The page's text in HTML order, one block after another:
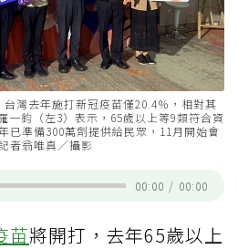
灣去年施打新冠疫苗僅20.4％，相對其
一鈞（左3）表示，65歲以上等9類符合資
已準備300萬劑提供給民眾，11月開始會
者翁唯真／攝影
00:00 / 00:00
苗將開打，去年65歲以上